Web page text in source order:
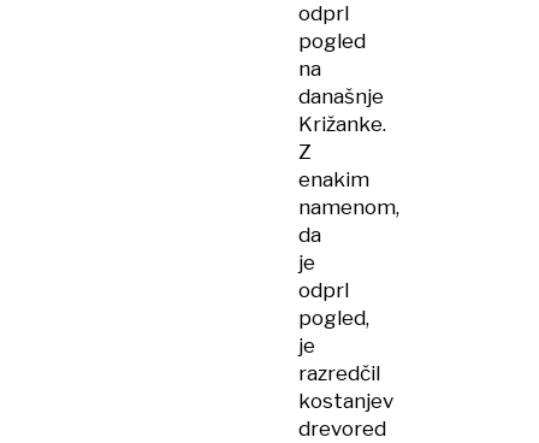
odprl
pogled
na
današnje
Križanke.
Z
enakim
namenom,
da
je
odprl
pogled,
je
razredčil
kostanjev
drevored